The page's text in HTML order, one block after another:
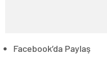
Facebook’da Paylaş